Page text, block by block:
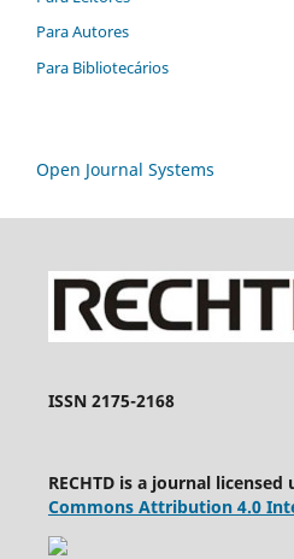
Para Autores
Para Bibliotecários
Open Journal Systems
ISSN 2175-2168
RECHTD is a journal licensed
Commons Attribution 4.0